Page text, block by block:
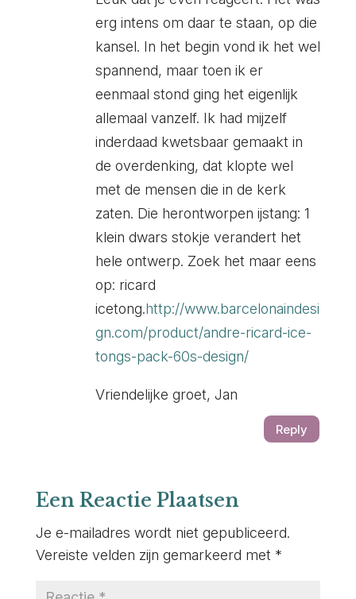
erg intens om daar te staan, op die
kansel. In het begin vond ik het wel
spannend, maar toen ik er
eenmaal stond ging het eigenlijk
allemaal vanzelf. Ik had mijzelf
inderdaad kwetsbaar gemaakt in
de overdenking, dat klopte wel
met de mensen die in de kerk
zaten. Die herontworpen ijstang: 1
klein dwars stokje verandert het
hele ontwerp. Zoek het maar eens
op: ricard
icetong.http://www.barcelonaindesi
gn.com/product/andre-ricard-ice-
tongs-pack-60s-design/
Vriendelijke groet, Jan
Reply
Een Reactie Plaatsen
Je e-mailadres wordt niet gepubliceerd.
Vereiste velden zijn gemarkeerd met *